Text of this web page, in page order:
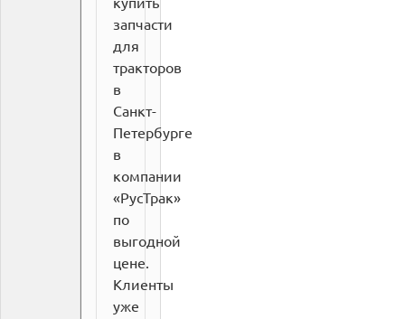
запчасти
для
тракторов
в
Санкт-
Петербурге
в
компании
«РусТрак»
по
выгодной
цене.
Клиенты
уже